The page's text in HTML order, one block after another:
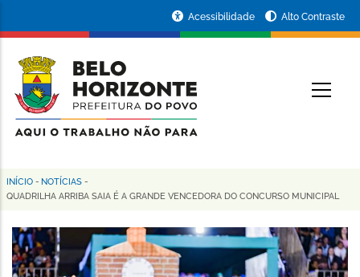
conteúdo
principal
da
Prefeitura
de
Horizonte
Acessibilidade Alto Contraste
Trilha
navegação
INÍCIO - NOTÍCIAS -
QUADRILHA ARRIBA SAIA É A GRANDE VENCEDORA DO CONCURSO MUNICIPAL